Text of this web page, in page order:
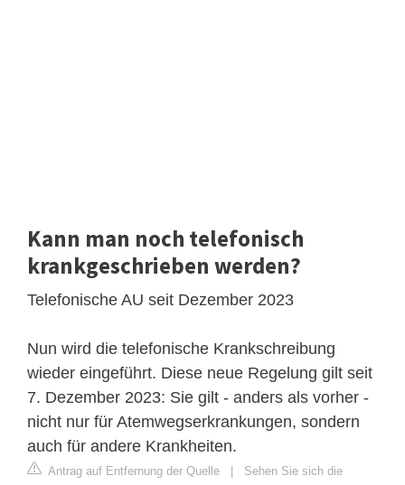
Kann man noch telefonisch
krankgeschrieben werden?
Telefonische AU seit Dezember 2023
Nun wird die telefonische Krankschreibung
wieder eingeführt. Diese neue Regelung gilt seit
7. Dezember 2023: Sie gilt - anders als vorher -
nicht nur für Atemwegserkrankungen, sondern
auch für andere Krankheiten.
Antrag auf Entfernung der Quelle | Sehen Sie sich die